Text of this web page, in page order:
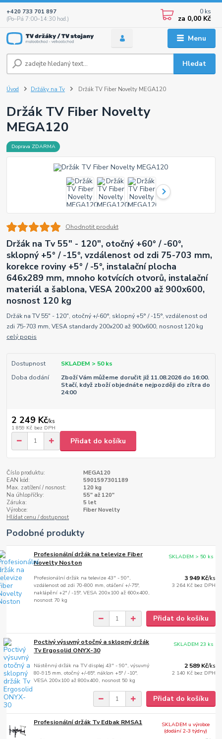
Menu
Hledat
+420 733 701 897
(Po–Pá 7:00–14:30 hod.)
0 ks
za 0,00 Kč
Úvod Držáky na Tv Držák TV Fiber Novelty MEGA120
Držák TV Fiber Novelty
MEGA120
Doprava ZDARMA
Ohodnotit produkt
Držák na Tv 55" - 120", otočný +60° / -60°,
sklopný +5° / -15°, vzdálenost od zdi 75-703 mm,
korekce roviny +5° / -5°, instalační plocha
646x289 mm, mnoho kotvících otvorů, instalační
materiál a šablona, VESA 200x200 až 900x600,
nosnost 120 kg
Držák na TV 55" - 120", otočný +/-60°, sklopný +5° / -15°, vzdálenost od
zdi 75-703 mm, VESA standardy 200x200 až 900x600, nosnost 120 kg
celý popis
Dostupnost
SKLADEM > 50 ks
Doba dodání
Zboží Vám můžeme doručit již 11.08.2026 do 16:00.
Stačí, když zboží objednáte nejpozději do zítra do
24:00
2 249 Kč/ks
1 859 Kč bez DPH
Přidat do košíku
Číslo produktu:
MEGA120
EAN kód:
5901597301189
Max. zatížení / nosnost:
120 kg
Na úhlopříčky:
55" až 120"
Záruka:
5 let
Výrobce:
Fiber Novelty
Hlídat cenu / dostupnost
Podobné produkty
Profesionální držák na televize Fiber
Novelty Noston
Profesionální držák na televize 43" - 90",
vzdálenost od zdi 70-800 mm, otáčení +/-75°,
naklápění +2° / -15°, VESA 200x100 až 600x400,
nosnost 70 kg
3 949 Kč/ks
3 264 Kč bez DPH
SKLADEM > 50 ks
Přidat do košíku
Poctivý výsuvný otočný a sklopný držák
Tv Ergosolid ONYX-30
Nástěnný držák na TV displej 43" - 90", výsuvný
80-915 mm, otočný +/-65°, náklon +5° / -10°,
VESA 200x100 až 800x400, nosnost 50 kg
2 589 Kč/ks
2 140 Kč bez DPH
SKLADEM 23 ks
Přidat do košíku
Profesionální držák Tv Edbak RMSA1
SKLADEM u výrobce
(dodání 2-3 týdny)